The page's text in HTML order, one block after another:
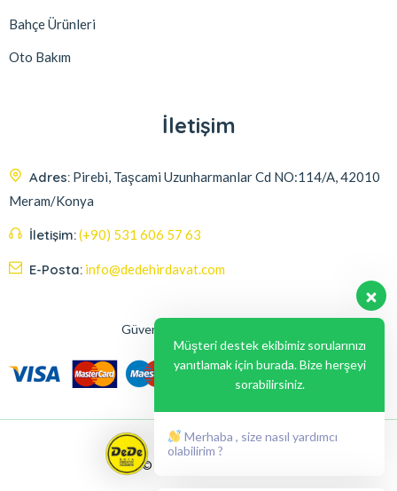
Bahçe Ürünleri
Oto Bakım
İletişim
Adres: Pirebi, Taşcami Uzunharmanlar Cd NO:114/A, 42010
Meram/Konya
İletişim:(+90) 531 606 57 63
E-Posta: info@dedehirdavat.com
Güvenli Ödeme Seçenekleri
© 2024, Liabil Dizayn
Müşteri destek ekibimiz sorularınızı
yanıtlamak için burada. Bize herşeyi
sorabilirsiniz.
Merhaba , size nasıl yardımcı
olabilirim ?